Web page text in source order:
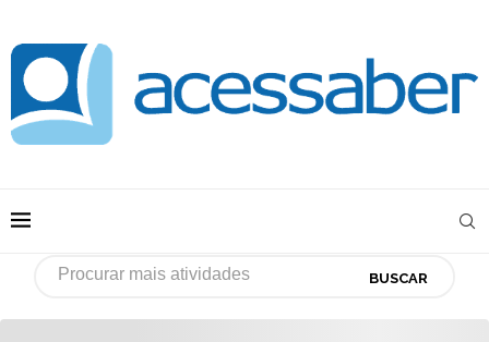
BUSCAR